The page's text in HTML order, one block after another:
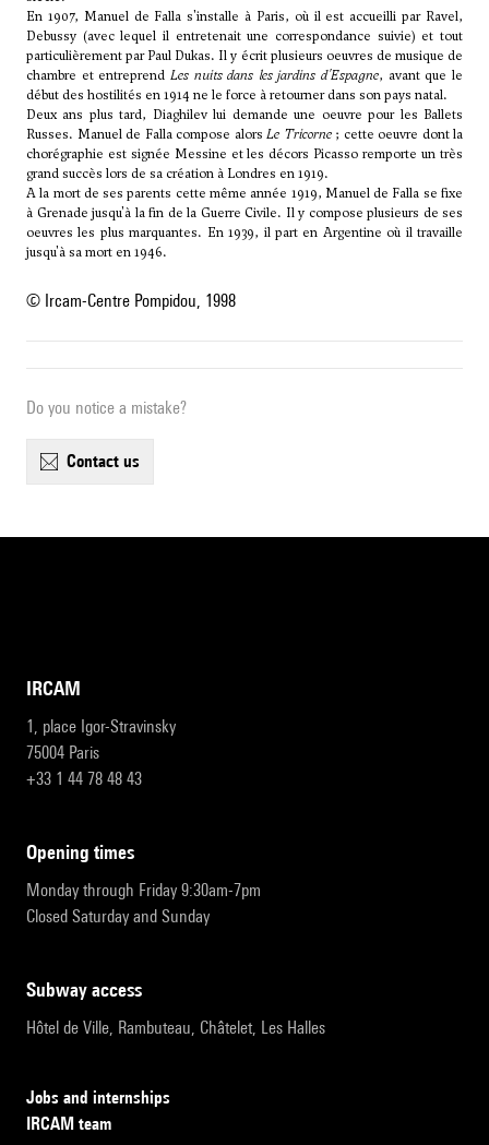
En 1907, Manuel de Falla s'installe à Paris, où il est accueilli par Ravel,
Debussy (avec lequel il entretenait une correspondance suivie) et tout
particulièrement parPaul Dukas. Il y écrit plusieurs oeuvres de musique de
chambre et entreprend Les nuits dans les jardins d'Espagne, avant que le
début des hostilités en 1914 ne le force à retourner dans son pays natal.
Deux ans plus tard, Diaghilev lui demande une oeuvre pour les Ballets
Russes. Manuel de Falla compose alors Le Tricorne; cette oeuvre dont la
chorégraphie est signée Messine et les décors Picasso remporte un très
grand succès lors de sa création à Londres en 1919.
A la mort de ses parents cette même année 1919, Manuel de Falla se fixe
à Grenade jusqu'à la fin de la Guerre Civile. Il y compose plusieurs de ses
oeuvres les plus marquantes. En 1939, il part en Argentine où il travaille
jusqu'à sa mort en 1946.
© Ircam-Centre Pompidou, 1998
Do you notice a mistake?
contact us
IRCAM
1, place Igor-Stravinsky
75004 Paris
+33 1 44 78 48 43
opening times
Monday through Friday 9:30am-7pm
Closed Saturday and Sunday
subway access
Hôtel de Ville, Rambuteau, Châtelet, Les Halles
Jobs and internships
IRCAM team